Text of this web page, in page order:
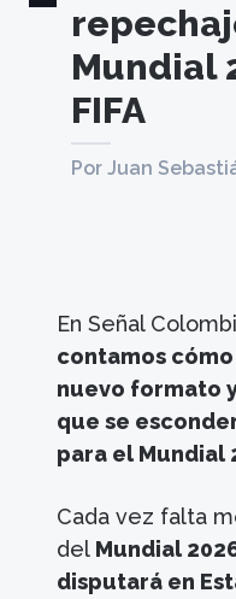
Mundial
FIFA
Por Juan
En Señal
contamos
nuevo formato
que se
para el Mundial
Cada vez falta
del Mundial
disputará en